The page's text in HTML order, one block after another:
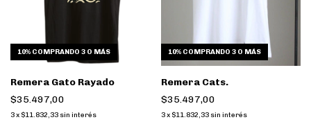
10% COMPRANDO 3 O MÁS
Remera Gato Rayado
$35.497,00
3x $11.832,33 sin interés
10% COMPRANDO 3 O MÁS
Remera Cats.
$35.497,00
3 x $11.832,33 sin interés